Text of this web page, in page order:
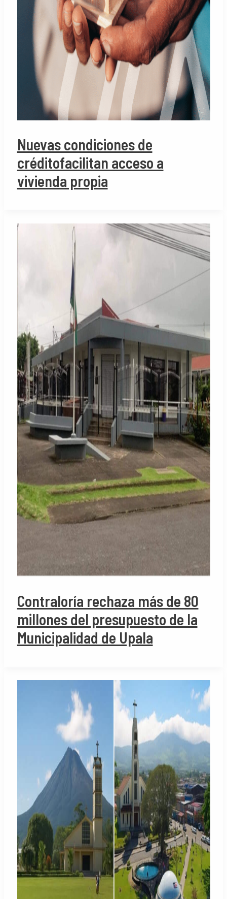
Nuevas condiciones de
créditofacilitan acceso a
vivienda propia
Contraloría rechaza más de 80
millones del presupuesto de la
Municipalidad de Upala